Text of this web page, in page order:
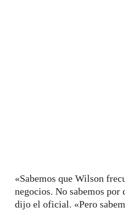
«Sabemos que Wilson
negocios. No sabemos por
dijo el oficial. «Pero